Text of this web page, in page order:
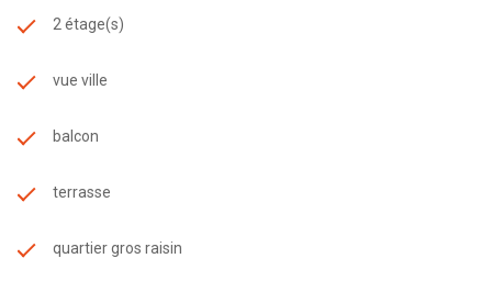
2 étage(s)
vue ville
balcon
terrasse
quartier gros raisin